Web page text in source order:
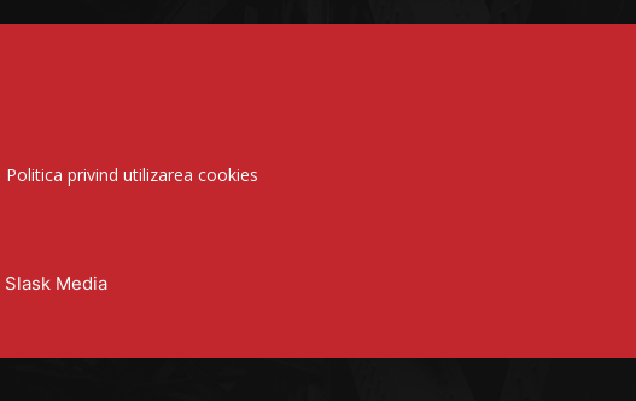
Politica privind utilizarea cookies
Slask Media